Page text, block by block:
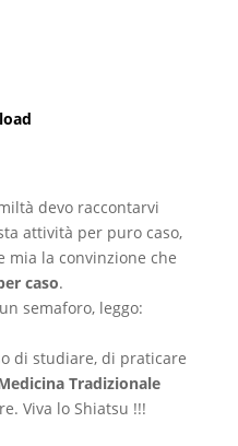
devo raccontarvi
attività per puro caso,
mia la convinzione che
caso.
semaforo, leggo:
di studiare, di praticare
Tradizionale
Viva lo Shiatsu !!!